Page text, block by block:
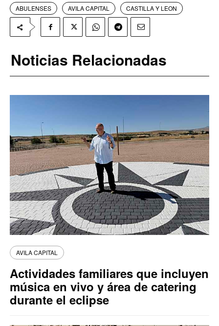
ABULENSES AVILA CAPITAL CASTILLA Y LEON
Noticias Relacionadas
AVILA CAPITAL
Actividades familiares que incluyen
música en vivo y área de catering
durante el eclipse